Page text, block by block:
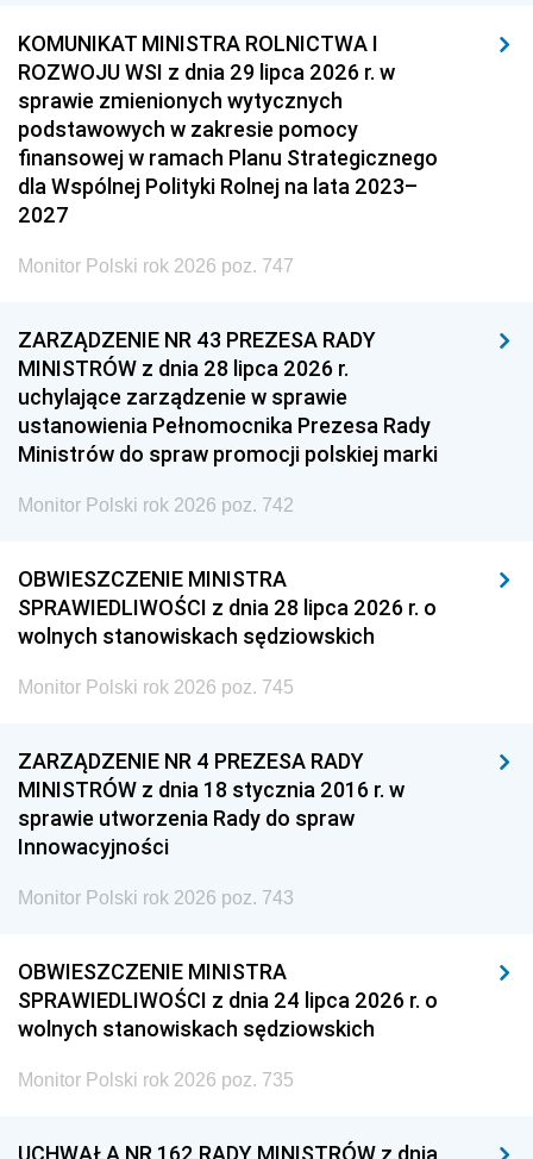
KOMUNIKAT MINISTRA ROLNICTWA I
ROZWOJU WSI z dnia 29 lipca 2026 r. w
sprawie zmienionych wytycznych
podstawowych w zakresie pomocy
finansowej w ramach Planu Strategicznego
dla Wspólnej Polityki Rolnej na lata 2023–
2027
Monitor Polski rok 2026 poz. 747
ZARZĄDZENIE NR 43 PREZESA RADY
MINISTRÓW z dnia 28 lipca 2026 r.
uchylające zarządzenie w sprawie
ustanowienia Pełnomocnika Prezesa Rady
Ministrów do spraw promocji polskiej marki
Monitor Polski rok 2026 poz. 742
OBWIESZCZENIE MINISTRA
SPRAWIEDLIWOŚCI z dnia 28 lipca 2026 r. o
wolnych stanowiskach sędziowskich
Monitor Polski rok 2026 poz. 745
ZARZĄDZENIE NR 4 PREZESA RADY
MINISTRÓW z dnia 18 stycznia 2016 r. w
sprawie utworzenia Rady do spraw
Innowacyjności
Monitor Polski rok 2026 poz. 743
OBWIESZCZENIE MINISTRA
SPRAWIEDLIWOŚCI z dnia 24 lipca 2026 r. o
wolnych stanowiskach sędziowskich
Monitor Polski rok 2026 poz. 735